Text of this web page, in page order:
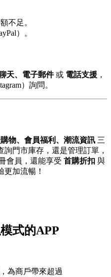
不足。
）。
天、電子郵件或 電話支援 ，
）詢問。
物、會員福利、潮流資訊 三
門市庫存，還是管理訂單，
會員，還能享受 首購折扣 與
更加流暢！
式的APP
為商戶帶來超過